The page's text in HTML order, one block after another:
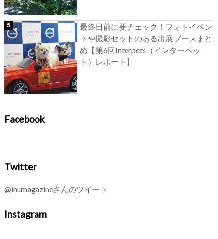
最終日前に要チェック！フォトイベン
トや撮影セットのある出展ブースまと
め【第6回Interpets（インターペッ
ト）レポート】
Facebook
Twitter
@inumagazineさんのツイート
Instagram